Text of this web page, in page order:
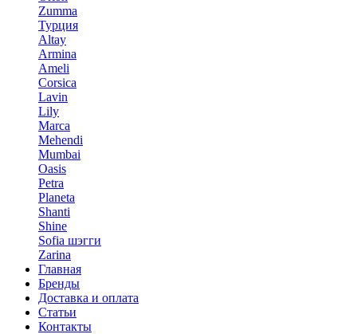
Zumma
Турция
Altay
Armina
Ameli
Corsica
Lavin
Lily
Marca
Mehendi
Mumbai
Oasis
Petra
Planeta
Shanti
Shine
Sofia шэгги
Zarina
Главная
Бренды
Доставка и оплата
Статьи
Контакты